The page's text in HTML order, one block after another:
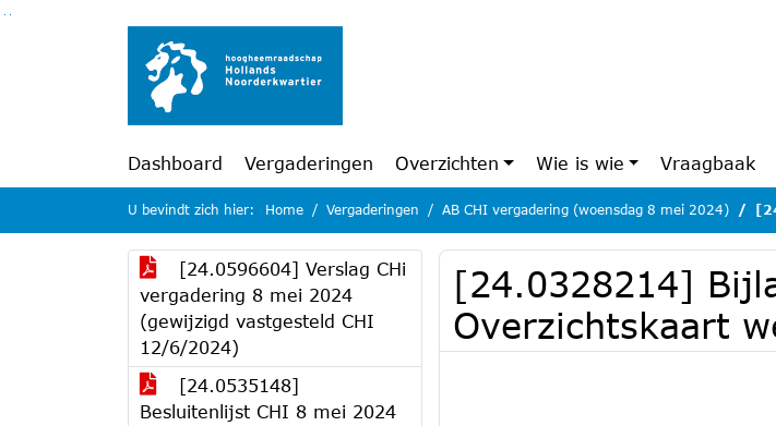
Ga naar de inhoud van deze pagina
Ga naar het zoeken
Ga naar het menu
Dashboard Vergaderingen Overzichten Wie is wie Vraagbaak
U bevindt zich hier: Home Vergaderingen AB CHI vergadering (woensdag 8 mei 2024)
[24.0596604] Verslag CHi
vergadering 8 mei 2024
(gewijzigd vastgesteld CHI
12/6/2024)
[24.0535148]
Besluitenlijst CHI 8 mei 2024
[24.0328214]
Overzichtskaart